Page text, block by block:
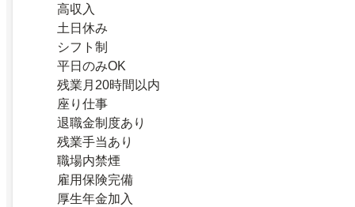
高収入
土日休み
シフト制
平日のみOK
残業月20時間以内
座り仕事
退職金制度あり
残業手当あり
職場内禁煙
雇用保険完備
厚生年金加入